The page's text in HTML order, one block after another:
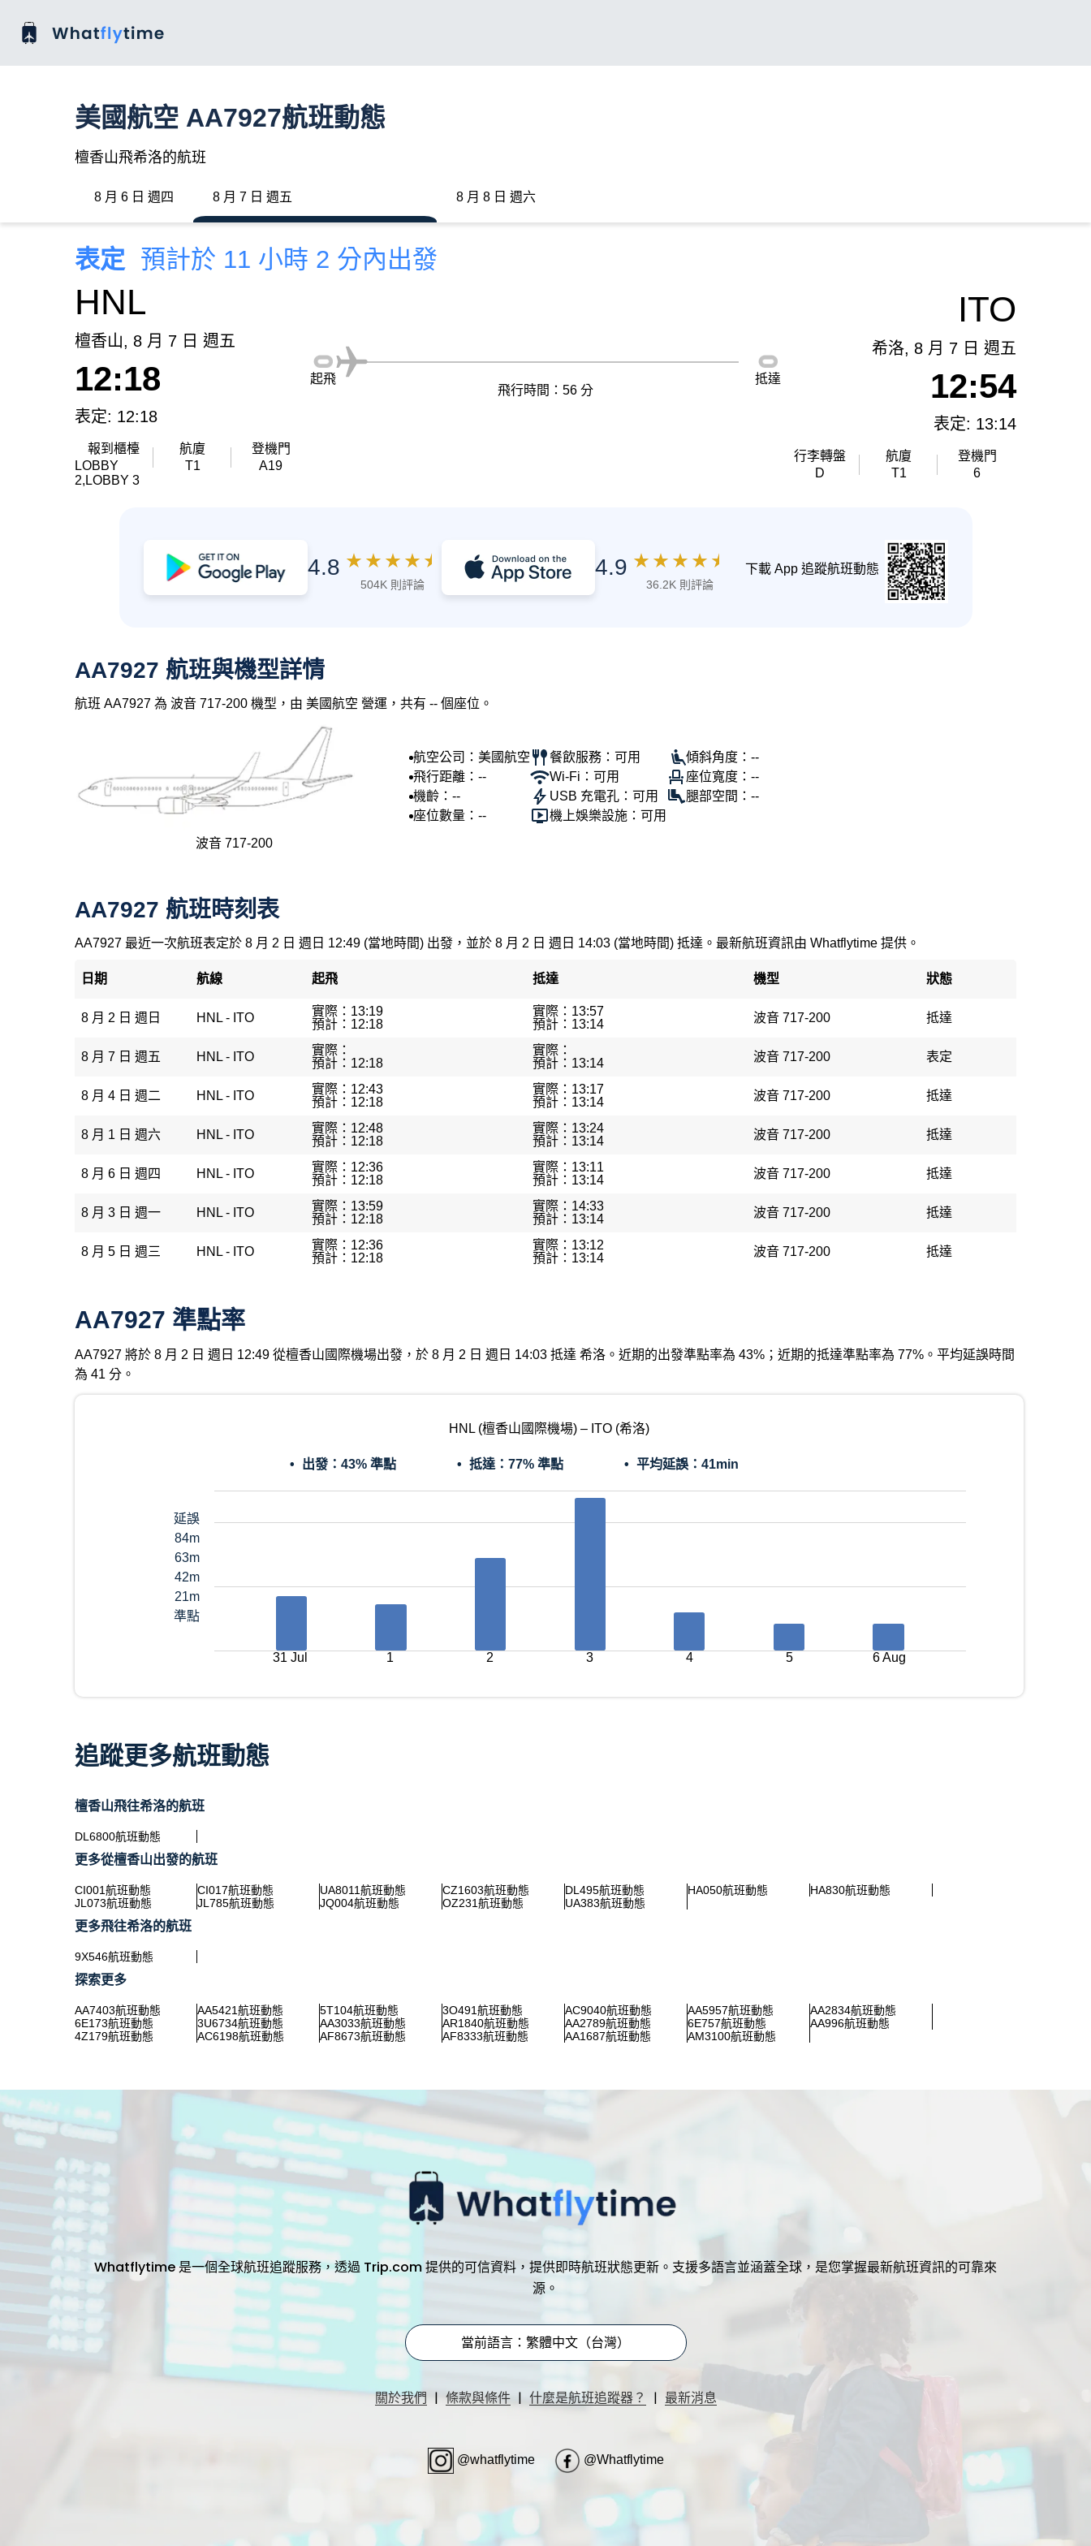
美國航空 AA7927航班動態
檀香山飛希洛的航班
8 月 6 日 週四 8 月 7 日 週五 8 月 8 日 週六
表定 預計於 11 小時 2 分內出發
HNL
檀香山, 8 月 7 日 週五
12:18
表定: 12:18
報到櫃檯
LOBBY
2,LOBBY 3
航廈
T1
登機門
A19
起飛
飛行時間：56 分
抵達
ITO
希洛, 8 月 7 日 週五
12:54
表定: 13:14
行李轉盤
D
航廈
T1
登機門
6
4.8 ★ ★ ★ ★ ★
504K 則評論
4.9 ★ ★ ★ ★ ★
36.2K 則評論
下載 App 追蹤航班動態
AA7927 航班與機型詳情
航班 AA7927 為 波音 717-200 機型，由 美國航空 營運，共有 -- 個座位。
波音 717-200
航空公司：美國航空
飛行距離：--
機齡：--
座位數量：--
餐飲服務：可用
Wi-Fi：可用
USB 充電孔：可用
機上娛樂設施：可用
傾斜角度：--
座位寬度：--
腿部空間：--
AA7927 航班時刻表
AA7927 最近一次航班表定於 8 月 2 日 週日 12:49 (當地時間) 出發，並於 8 月 2 日 週日 14:03 (當地時間) 抵達。最新航班資訊由 Whatflytime 提供。
日期 航線 起飛 抵達 機型 狀態
8 月 2 日 週日 HNL - ITO
實際：13:19
預計：12:18
實際：13:57
預計：13:14
波音 717-200 抵達
8 月 7 日 週五 HNL - ITO
實際：
預計：12:18
實際：
預計：13:14
波音 717-200 表定
8 月 4 日 週二 HNL - ITO
實際：12:43
預計：12:18
實際：13:17
預計：13:14
波音 717-200 抵達
8 月 1 日 週六 HNL - ITO
實際：12:48
預計：12:18
實際：13:24
預計：13:14
波音 717-200 抵達
8 月 6 日 週四 HNL - ITO
實際：12:36
預計：12:18
實際：13:11
預計：13:14
波音 717-200 抵達
8 月 3 日 週一 HNL - ITO
實際：13:59
預計：12:18
實際：14:33
預計：13:14
波音 717-200 抵達
8 月 5 日 週三 HNL - ITO
實際：12:36
預計：12:18
實際：13:12
預計：13:14
波音 717-200 抵達
AA7927 準點率
AA7927 將於 8 月 2 日 週日 12:49 從檀香山國際機場出發，於 8 月 2 日 週日 14:03 抵達 希洛。近期的出發準點率為 43%；近期的抵達準點率為 77%。平均延誤時間
為 41 分。
HNL (檀香山國際機場) – ITO (希洛)
出發： 43% 準點 抵達： 77% 準點 平均延誤： 41min
延誤
84m
63m
42m
21m
準點
31 Jul 1 2 3 4 5 6 Aug
追蹤更多航班動態
檀香山飛往希洛的航班
DL6800航班動態
更多從檀香山出發的航班
CI001航班動態 CI017航班動態 UA8011航班動態 CZ1603航班動態 DL495航班動態 HA050航班動態
HA830航班動態
JL073航班動態
JL785航班動態 JQ004航班動態 OZ231航班動態 UA383航班動態
更多飛往希洛的航班
9X546航班動態
探索更多
AA7403航班動態 AA5421航班動態 5T104航班動態 3O491航班動態 AC9040航班動態 AA5957航班動態
AA2834航班動態
6E173航班動態
3U6734航班動態 AA3033航班動態 AR1840航班動態 AA2789航班動態 6E757航班動態
AA996航班動態
4Z179航班動態
AC6198航班動態 AF8673航班動態 AF8333航班動態 AA1687航班動態 AM3100航班動態
Whatflytime 是一個全球航班追蹤服務，透過 Trip.com 提供的可信資料，提供即時航班狀態更新。支援多語言並涵蓋全球，是您掌握最新航班資訊的可靠來
源。
當前語言：繁體中文（台灣）
關於我們 | 條款與條件 | 什麼是航班追蹤器？ | 最新消息
@whatflytime @Whatflytime